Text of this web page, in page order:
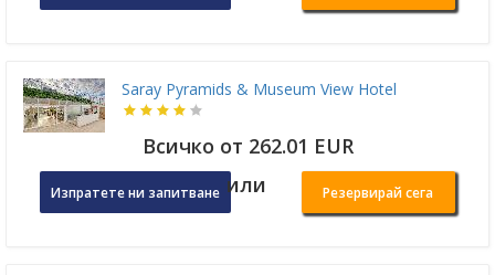
Saray Pyramids & Museum View Hotel
Всичко от 262.01 EUR
Изпратете ни запитване или Резервирай сега